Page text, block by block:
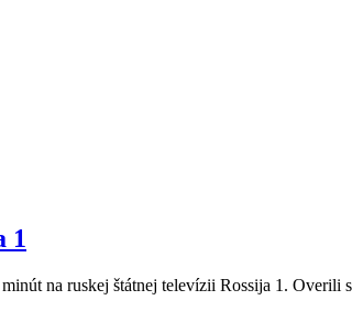
1
na ruskej štátnej televízii Rossija 1. Overili